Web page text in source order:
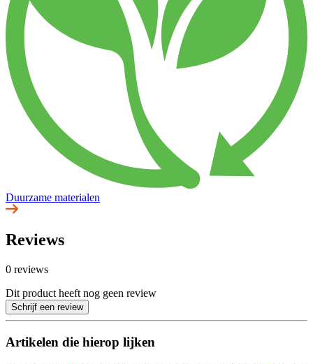
Duurzame materialen
Reviews
0 reviews
Dit product heeft nog geen review
Schrijf een review
Artikelen die hierop lijken